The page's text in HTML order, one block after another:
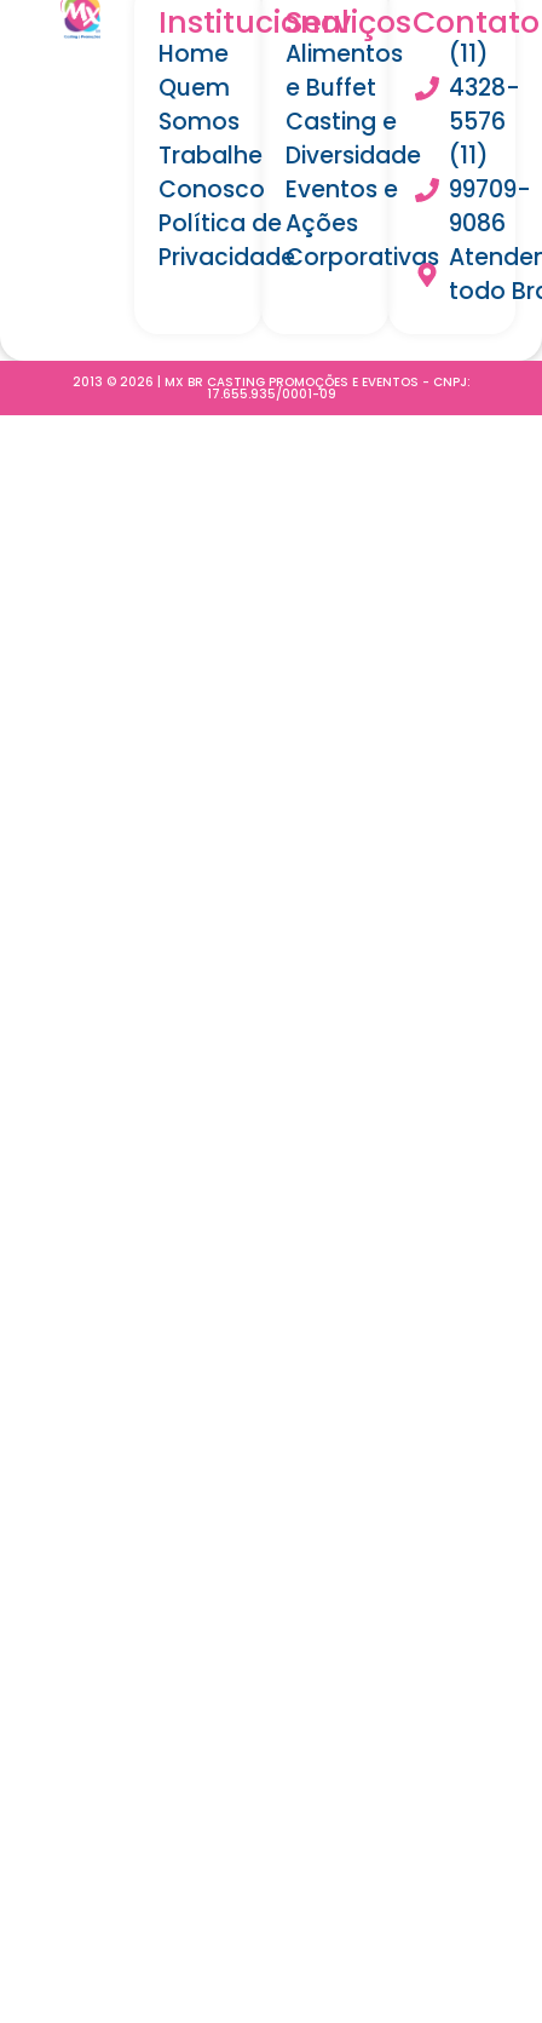
Institucional
Home
Quem
Somos
Trabalhe
Conosco
Política de
Privacidade
Serviços
Alimentos
e Buffet
Casting e
Diversidade
Eventos e
Ações
Corporativas
Contato
(11)
4328-
5576
(11)
99709-
9086
todo
2013 © 2026 | MX BR CASTING PROMOÇÕES E EVENTOS - CNPJ:
17.655.935/0001-09